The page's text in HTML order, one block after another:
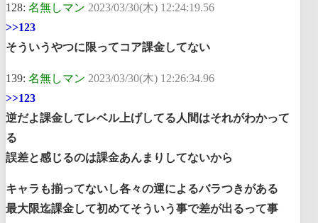
128: 名無しマン 2023/03/30(木) 12:24:19.56
>>123
そういうやつに限ってコア課金してない
139: 名無しマン 2023/03/30(木) 12:26:34.96
>>123
逆だよ課金してレベル上げしてる人間はそれがわかって
る
誤差と感じるのは課金あんまりしてないから
キャラも揃ってないし各々の運によるバラつきがある
最大限迄課金して初めてそういう事で差が出るって事